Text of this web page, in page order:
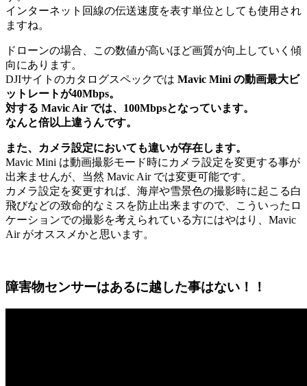
インターネット回線の伝送速度を表す単位としても使用され
ますね。
ドローンの場合、この数値が高いほど画質が向上していく傾
向にあります。
DJIサイトのカタログスペックでは Mavic Mini の動画最大ビ
ットレートが40Mbps。
対する Mavic Air では、100Mbpsとなっています。
なんと倍以上違うんです。
また、カメラ設定においても違いが存在します。
Mavic Mini は動画撮影モード時にカメラ設定を変更する事が
出来ませんが、当然 Mavic Air では変更可能です。
カメラ設定を変更すれば、海岸や雪景色の撮影時に起こる白
飛びなどの致命的なミスを防止出来ますので、こういったロ
ケーションでの撮影を考えられている方にはやはり、Mavic
Air がオススメかと思います。
障害物センサーはあるに越した事はない！！